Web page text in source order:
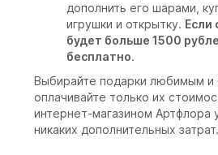
дополнить его шарами,
игрушки и открытку. Если
будет больше 1500
бесплатно.
Выбирайте подарки любимым и
оплачивайте только их
интернет-магазином Артфлора
никаких дополнительных затрат.